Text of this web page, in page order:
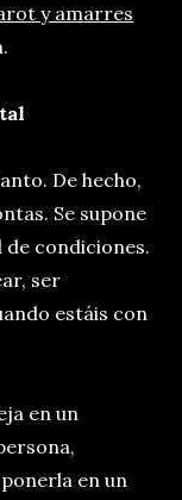
y amarres
De hecho,
Se supone
de condiciones.
ser
estáis con
en un
en un